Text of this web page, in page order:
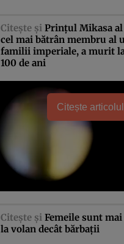
Citeşte şi Prinţul Mikasa al
cel mai bătrân membru al
familii imperiale, a murit
100 de ani
Citește articolul
Citeşte şi Femeile sunt
la volan decât bărbaţii